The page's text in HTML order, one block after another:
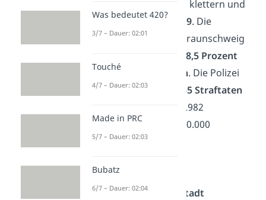
Platz nach oben zu klettern und
belegt somitPlatz 9. Die
Kriminalität ist in Braunschweig
8,5 Prozent
weniger geworden. Die Polizei
meldete dort
17.355 Straftaten
— umgerechnet 6.982
Verbrechen pro 100.000
Einwohner.
Bochum
Die10. sicherste Stadt
Was bedeutet 420?
3/7 – Dauer: 02:01
Touché
4/7 – Dauer: 02:03
Made in PRC
5/7 – Dauer: 02:03
Bubatz
6/7 – Dauer: 02:04